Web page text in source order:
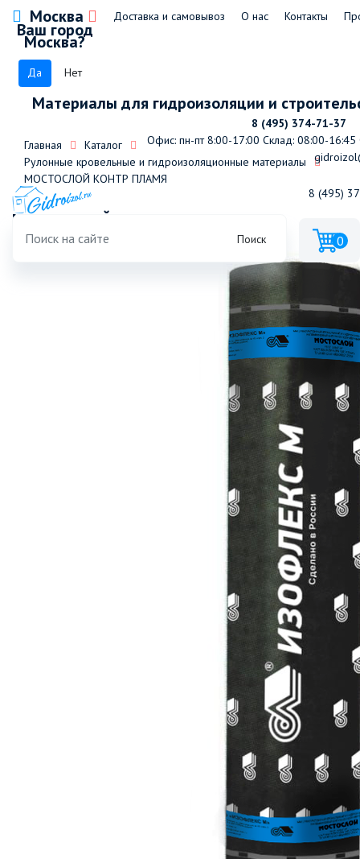
Москва
Ваш город
Москва?
Да Нет
Доставка и самовывоз О нас Контакты
Материалы для гидроизоляции и
8 (495) 374-71-37
Офис: пн-пт 8:00-17:00 Склад: 08:00-16:45
8 (495)
Поиск 0
Главная
Каталог
Рулонные кровельные и гидроизоляционные материалы
МОСТОСЛОЙ КОНТР ПЛАМЯ
МОСТОСЛОЙ КОНТР ПЛАМЯ 10м2